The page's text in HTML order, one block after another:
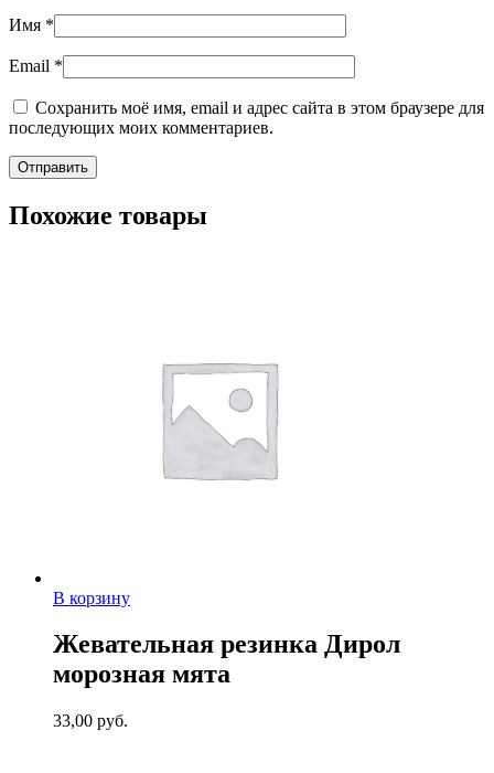
Имя *
Email *
Сохранить моё имя, email и адрес сайта в этом браузере для
последующих моих комментариев.
Похожие товары
В корзину
Жевательная резинка Дирол
морозная мята
33,00 руб.